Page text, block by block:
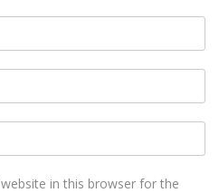
in this browser for the